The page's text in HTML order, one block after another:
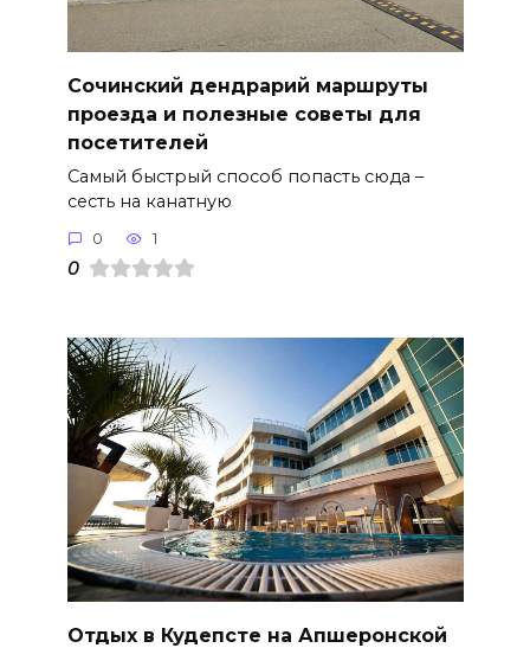
Сочинский дендрарий маршруты
проезда и полезные советы для
посетителей
Самый быстрый способ попасть сюда –
сесть на канатную
0 1
0
Отдых в Кудепсте на Апшеронской